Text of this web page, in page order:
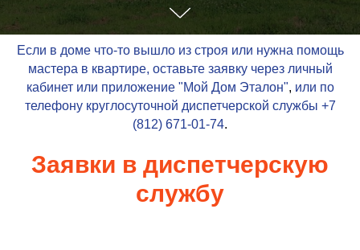
Если в доме что-то вышло из строя или нужна помощь
мастера в квартире, оставьте заявку через личный
кабинет или приложение "Мой Дом Эталон", или по
телефону круглосуточной диспетчерской службы +7
(812) 671-01-74.
Заявки в диспетчерскую
службу